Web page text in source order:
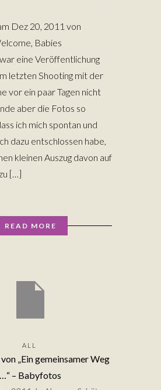
Dez 20, 2011 von
Babies
eine Veröffentlichung
letzten Shooting mit der
vor ein paar Tagen nicht
aber die Fotos so
ich mich spontan und
dazu entschlossen habe,
kleinen Auszug davon auf
[…]
READ MORE
ALL
„Ein gemeinsamer Weg
…“ – Babyfotos